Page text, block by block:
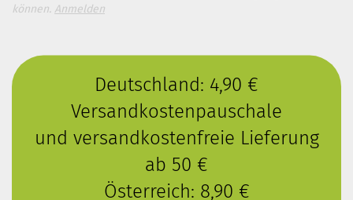
können. Anmelden
Deutschland: 4,90 €
Versandkostenpauschale
und versandkostenfreie Lieferung
ab 50 €
Österreich: 8,90 €